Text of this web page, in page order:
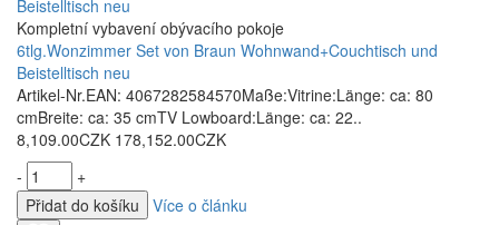
Kompletní vybavení obývacího pokoje
6tlg.Wonzimmer Set von Braun Wohnwand+Couchtisch und
Beistelltisch neu
Artikel-Nr.EAN: 4067282584570Maße:Vitrine:Länge: ca: 80
cmBreite: ca: 35 cmTV Lowboard:Länge: ca: 22..
8,109.00CZK 178,152.00CZK
-
+
Přidat do košíku
Více o článku